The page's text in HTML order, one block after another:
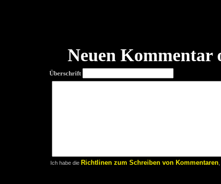
Neuen Kommentar
Überschrift
Ich habe die Richtlinen zum Schreiben von Kommentaren,